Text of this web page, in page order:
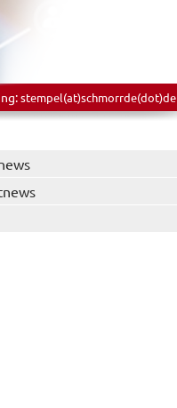
stempel(at)schmorrde(dot)de